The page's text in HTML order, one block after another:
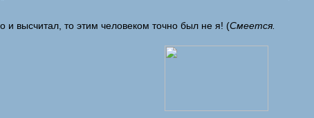
и высчитал, то этим человеком точно был не я! (Смеется.